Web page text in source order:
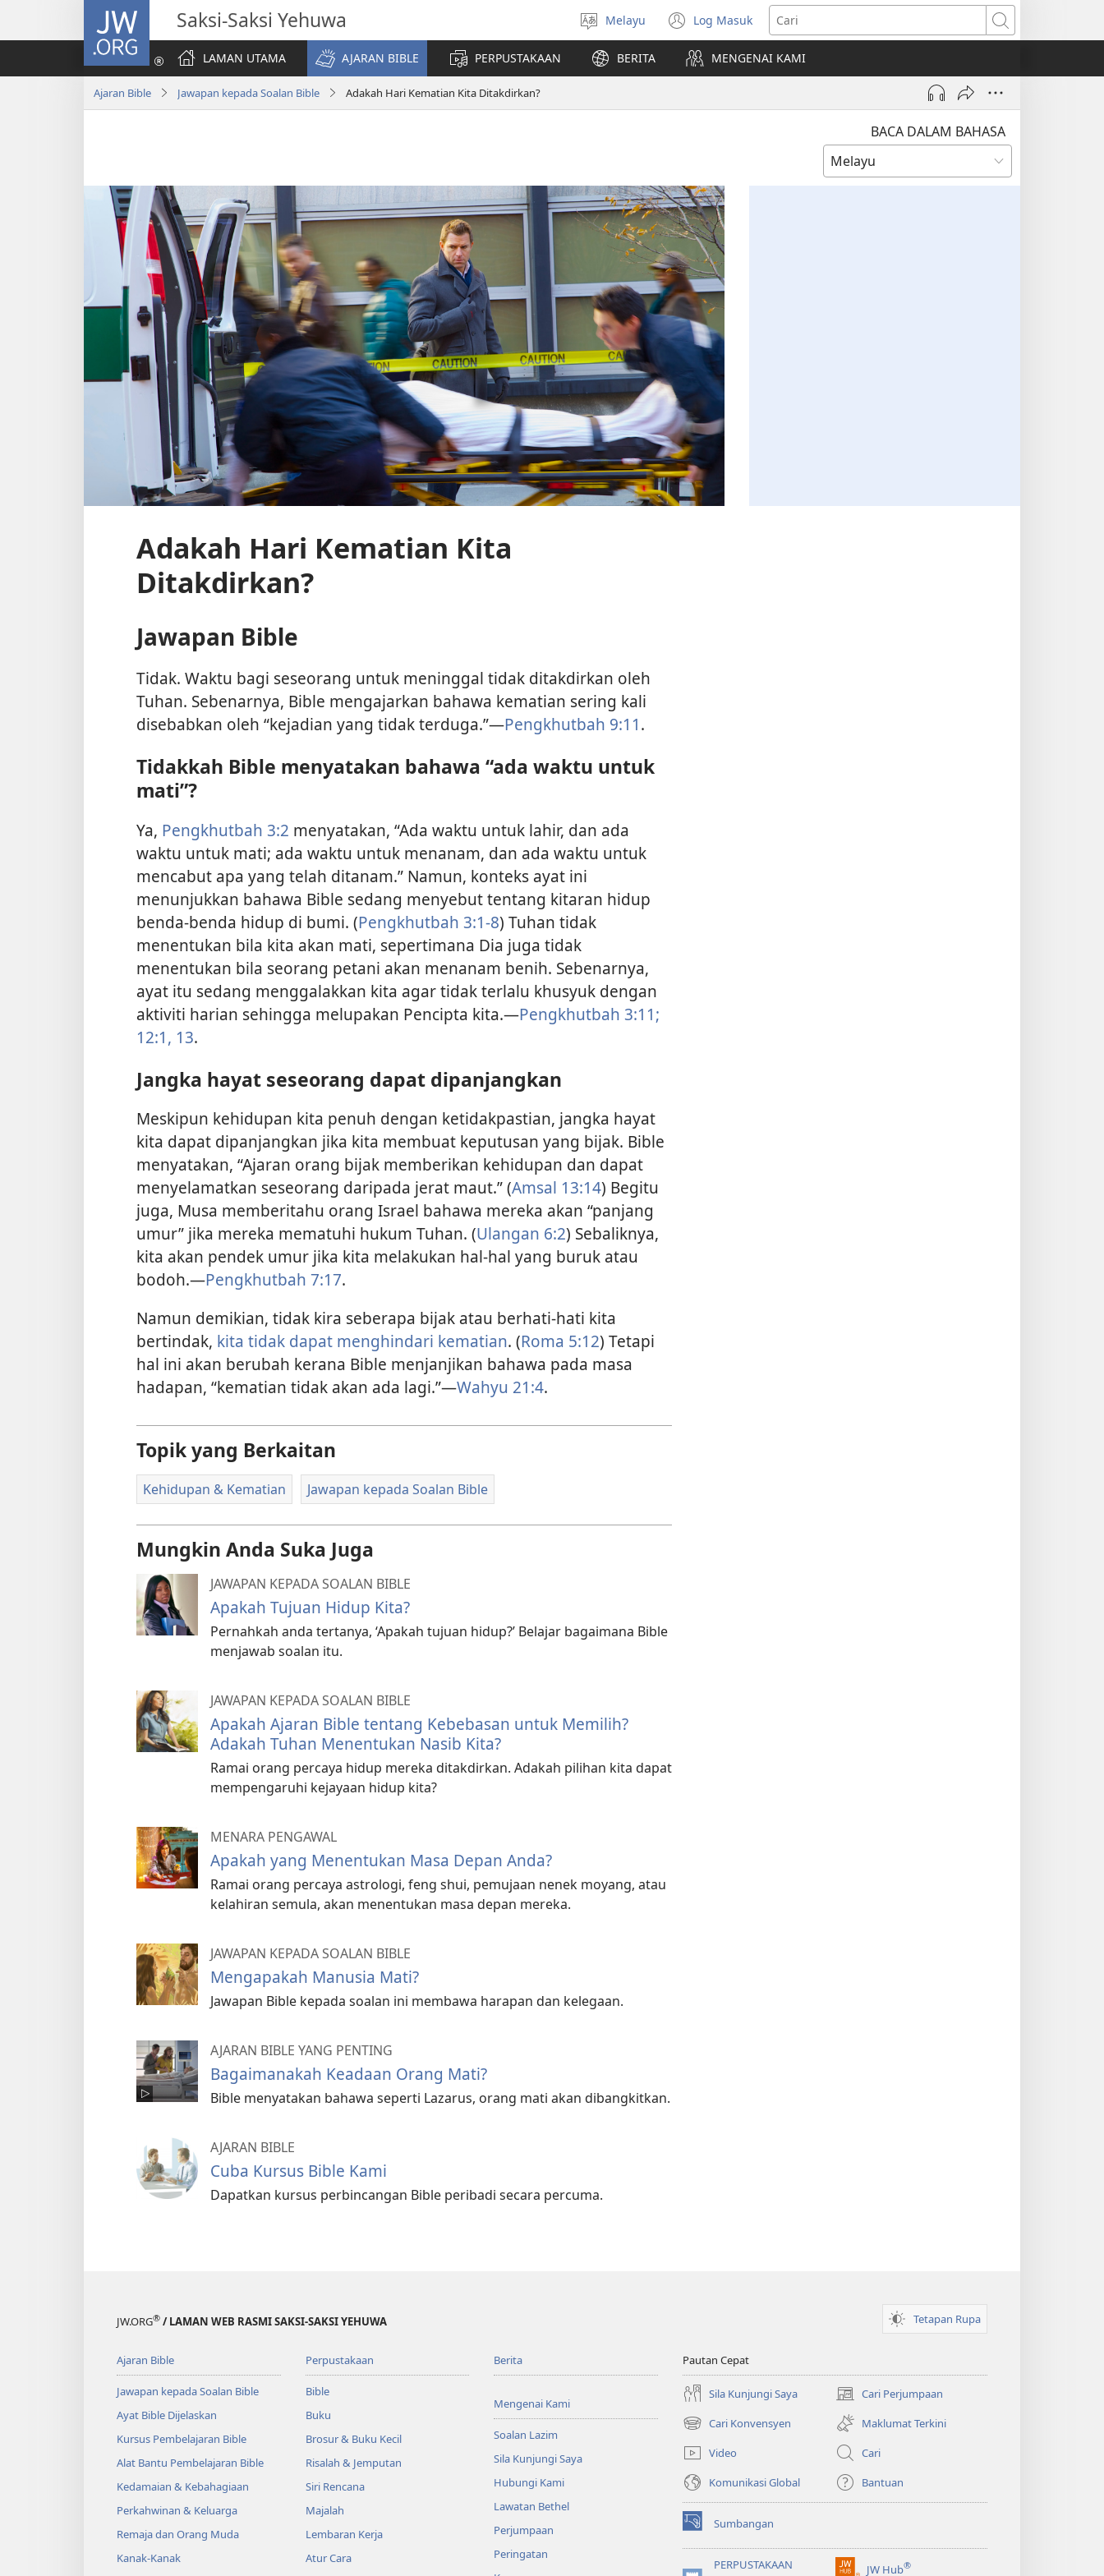
JW.ORG Saksi-Saksi Yehuwa
Pilih
Bahasa
Melayu Log Masuk
(membuka
tetingkap
baharu)
Cari
LAMAN UTAMA
AJARAN BIBLE PERPUSTAKAAN BERITA MENGENAI KAMI
Ajaran Bible Jawapan kepada Soalan Bible Adakah Hari Kematian Kita Ditakdirkan?
BACA DALAM BAHASA
Adakah Hari Kematian Kita
Ditakdirkan?
Jawapan Bible
Tidak. Waktu bagi seseorang untuk meninggal tidak ditakdirkan oleh
Tuhan. Sebenarnya, Bible mengajarkan bahawa kematian sering kali
disebabkan oleh “kejadian yang tidak terduga.”​—Pengkhutbah 9:​11.
Tidakkah Bible menyatakan bahawa “ada waktu untuk
mati”?
Ya, Pengkhutbah 3:2 menyatakan, “Ada waktu untuk lahir, dan ada
waktu untuk mati; ada waktu untuk menanam, dan ada waktu untuk
mencabut apa yang telah ditanam.” Namun, konteks ayat ini
menunjukkan bahawa Bible sedang menyebut tentang kitaran hidup
benda-benda hidup di bumi. (Pengkhutbah 3:​1-8) Tuhan tidak
menentukan bila kita akan mati, sepertimana Dia juga tidak
menentukan bila seorang petani akan menanam benih. Sebenarnya,
ayat itu sedang menggalakkan kita agar tidak terlalu khusyuk dengan
aktiviti harian sehingga melupakan Pencipta kita.​—Pengkhutbah 3:​11;
12:​1, 13.
Jangka hayat seseorang dapat dipanjangkan
Meskipun kehidupan kita penuh dengan ketidakpastian, jangka hayat
kita dapat dipanjangkan jika kita membuat keputusan yang bijak. Bible
menyatakan, “Ajaran orang bijak memberikan kehidupan dan dapat
menyelamatkan seseorang daripada jerat maut.” (Amsal 13:14) Begitu
juga, Musa memberitahu orang Israel bahawa mereka akan “panjang
umur” jika mereka mematuhi hukum Tuhan. (Ulangan 6:2) Sebaliknya,
kita akan pendek umur jika kita melakukan hal-hal yang buruk atau
bodoh.​—Pengkhutbah 7:​17.
Namun demikian, tidak kira seberapa bijak atau berhati-hati kita
bertindak, kita tidak dapat menghindari kematian. (Roma 5:​12) Tetapi
hal ini akan berubah kerana Bible menjanjikan bahawa pada masa
hadapan, “kematian tidak akan ada lagi.”​—Wahyu 21:4.
Topik yang Berkaitan
Kehidupan & Kematian Jawapan kepada Soalan Bible
Mungkin Anda Suka Juga
JAWAPAN KEPADA SOALAN BIBLE
Apakah Tujuan Hidup Kita?
Pernahkah anda tertanya, ‘Apakah tujuan hidup?’ Belajar bagaimana Bible
menjawab soalan itu.
JAWAPAN KEPADA SOALAN BIBLE
Apakah Ajaran Bible tentang Kebebasan untuk Memilih?
Adakah Tuhan Menentukan Nasib Kita?
Ramai orang percaya hidup mereka ditakdirkan. Adakah pilihan kita dapat
mempengaruhi kejayaan hidup kita?
MENARA PENGAWAL
Apakah yang Menentukan Masa Depan Anda?
Ramai orang percaya astrologi, feng shui, pemujaan nenek moyang, atau
kelahiran semula, akan menentukan masa depan mereka.
JAWAPAN KEPADA SOALAN BIBLE
Mengapakah Manusia Mati?
Jawapan Bible kepada soalan ini membawa harapan dan kelegaan.
AJARAN BIBLE YANG PENTING
Bagaimanakah Keadaan Orang Mati?
Bible menyatakan bahawa seperti Lazarus, orang mati akan dibangkitkan.
AJARAN BIBLE
Cuba Kursus Bible Kami
Dapatkan kursus perbincangan Bible peribadi secara percuma.
JW.ORG® / LAMAN WEB RASMI SAKSI-SAKSI YEHUWA Tetapan Rupa
Ajaran Bible
Jawapan kepada Soalan Bible
Ayat Bible Dijelaskan
Kursus Pembelajaran Bible
Alat Bantu Pembelajaran Bible
Kedamaian & Kebahagiaan
Perkahwinan & Keluarga
Remaja dan Orang Muda
Kanak-Kanak
Perpustakaan
Bible
Buku
Brosur & Buku Kecil
Risalah & Jemputan
Siri Rencana
Majalah
Lembaran Kerja
Atur Cara
Berita
Mengenai Kami
Soalan Lazim
Sila Kunjungi Saya
Hubungi Kami
Lawatan Bethel
Perjumpaan
Peringatan
Pautan Cepat
Sila Kunjungi Saya Cari Perjumpaan
(membuka
tetingkap
baharu)
Cari Konvensyen
(membuka
tetingkap
baharu)
Maklumat Terkini
Video
Cari
Komunikasi Global
Bantuan
Sumbangan
(membuka
tetingkap
baharu)PERPUSTAKAAN
JW Hub®